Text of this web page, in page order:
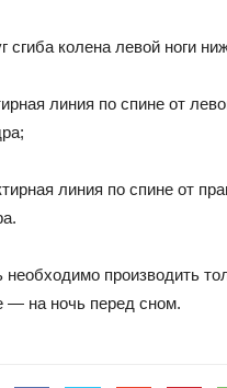
сгиба колена левой ноги
линия по спине от
линия по спине от
необходимо производить
— на ночь перед сном.